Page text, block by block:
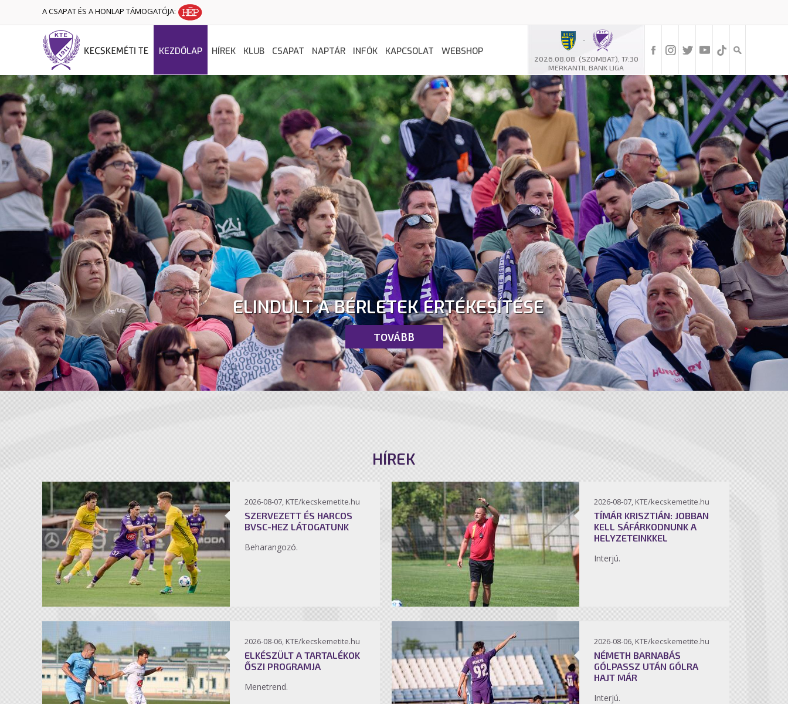
A CSAPAT ÉS A HONLAP TÁMOGATÓJA:
-
2026.08.08. (SZOMBAT), 17:30
MERKANTIL BANK LIGA
KEZDŐLAP HÍREK KLUB CSAPAT NAPTÁR INFÓK KAPCSOLAT WEBSHOP
ELINDULT A BÉRLETEK ÉRTÉKESÍTÉSE
TOVÁBB
HÍREK
2026-08-07, KTE/kecskemetite.hu
SZERVEZETT ÉS HARCOS
BVSC-HEZ LÁTOGATUNK
Beharangozó.
2026-08-07, KTE/kecskemetite.hu
TÍMÁR KRISZTIÁN: JOBBAN
KELL SÁFÁRKODNUNK A
HELYZETEINKKEL
Interjú.
2026-08-06, KTE/kecskemetite.hu
ELKÉSZÜLT A TARTALÉKOK
ŐSZI PROGRAMJA
Menetrend.
2026-08-06, KTE/kecskemetite.hu
NÉMETH BARNABÁS
GÓLPASSZ UTÁN GÓLRA
HAJT MÁR
Interjú.